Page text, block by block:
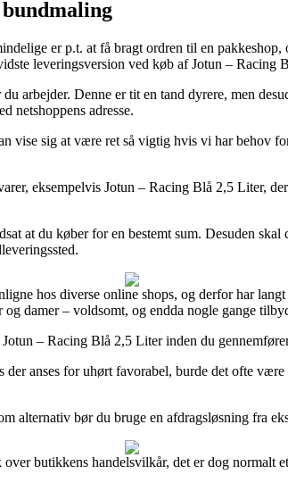
er p.t. at få bragt ordren til en
leveringsversion ved køb af Jotun – Racing
arbejder. Denne er tit en tand dyrere, men
netshoppens adresse.
vise sig at være ret så vigtig hvis vi har behov
eksempelvis Jotun – Racing Blå 2,5 Liter,
at du køber for en bestemt sum. Desuden
hos diverse online shops, og derfor har
damer – voldsomt, og endda nogle gange
– Racing Blå 2,5 Liter inden du
anses for uhørt favorabel, burde det ofte
alternativ bør du bruge en afdragsløsning fra
butikkens handelsvilkår, det er dog normalt